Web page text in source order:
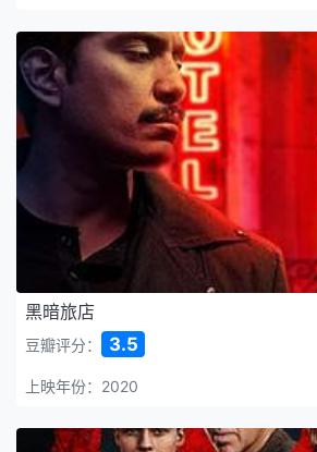
黑暗旅店
豆瓣评分： 3.5
上映年份：2020